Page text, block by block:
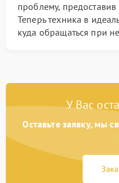
проблему,
Теперь техника в
куда обращаться при
У Вас
Оставьте заявку, мы